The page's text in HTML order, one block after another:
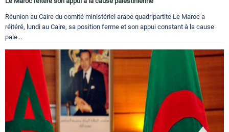
Réunion au Caire du comité ministériel arabe quadripartite Le Maroc a
réitéré, lundi au Caire, sa position ferme et son appui constant à la cause
pale...